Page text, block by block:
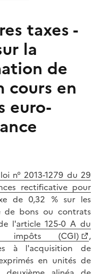
taxes -
la
de
cours en
euro-
n° 2013-1279 du 29
rectificative pour
de 0,32 % sur les
de bons ou contrats
l'article 125-0 A du
impôts (CGI)
,
à l'acquisition de
en unités de